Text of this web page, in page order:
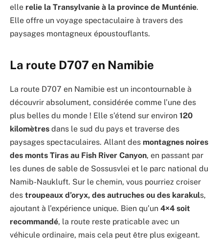
elle relie la Transylvanie à la province de Munténie.
Elle offre un voyage spectaculaire à travers des
paysages montagneux époustouflants.
La route D707 en Namibie
La route D707 en Namibie est un incontournable à
découvrir absolument, considérée comme l’une des
plus belles du monde ! Elle s’étend sur environ 120
kilomètres dans le sud du pays et traverse des
paysages spectaculaires. Allant des montagnes noires
des monts Tiras au Fish River Canyon, en passant par
les dunes de sable de Sossusvlei et le parc national du
Namib-Naukluft. Sur le chemin, vous pourriez croiser
des troupeaux d’oryx, des autruches ou des karakuls,
ajoutant à l’expérience unique. Bien qu’un 4×4 soit
recommandé, la route reste praticable avec un
véhicule ordinaire, mais cela peut être plus exigeant.